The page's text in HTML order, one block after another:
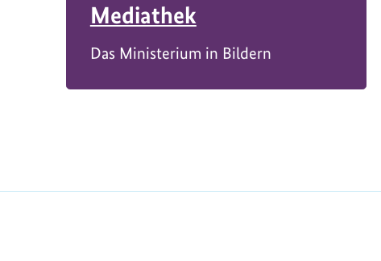
Mediathek
Das Ministerium in Bildern